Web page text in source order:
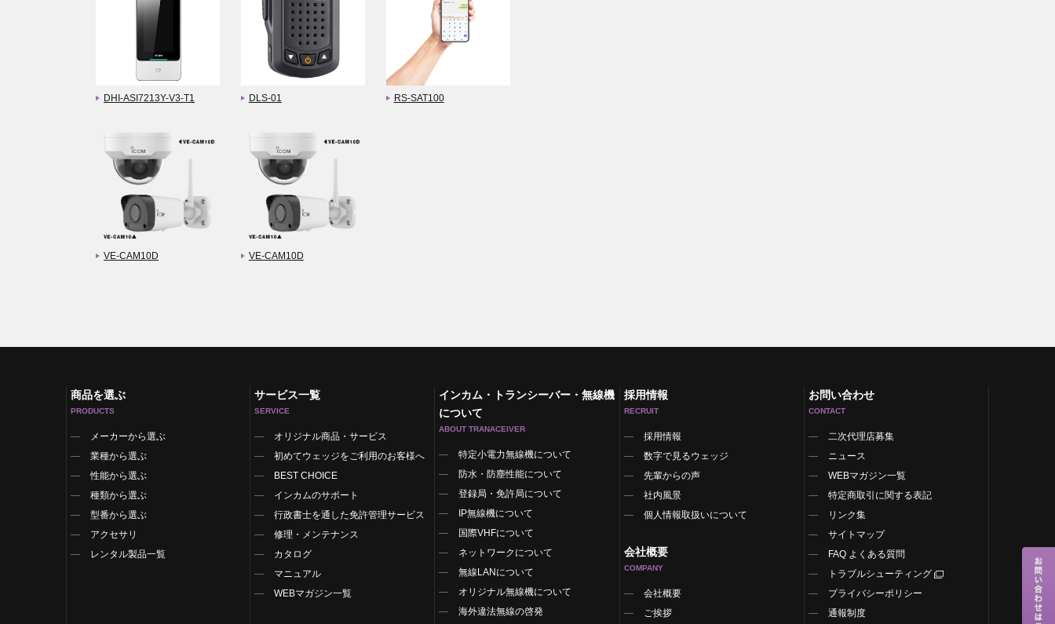
DHI-ASI7213Y-V3-T1 DLS-01 RS-SAT100
VE-CAM10D VE-CAM10D
商品を選ぶ
PRODUCTS
メーカーから選ぶ
業種から選ぶ
性能から選ぶ
種類から選ぶ
型番から選ぶ
アクセサリ
レンタル製品一覧
サービス一覧
SERVICE
オリジナル商品・サービス
初めてウェッジをご利用のお客様へ
BEST CHOICE
インカムのサポート
行政書士を通した免許管理サービス
修理・メンテナンス
カタログ
マニュアル
WEBマガジン一覧
インカム・トランシーバー・無線機
について
ABOUT TRANACEIVER
特定小電力無線機について
防水・防塵性能について
登録局・免許局について
IP無線機について
国際VHFについて
ネットワークについて
無線LANについて
オリジナル無線機について
海外違法無線の啓発
採用情報
RECRUIT
採用情報
数字で見るウェッジ
先輩からの声
社内風景
個人情報取扱いについて
会社概要
COMPANY
会社概要
ご挨拶
お問い合わせ
CONTACT
二次代理店募集
ニュース
WEBマガジン一覧
特定商取引に関する表記
リンク集
サイトマップ
FAQ よくある質問
トラブルシューティング
プライバシーポリシー
通報制度